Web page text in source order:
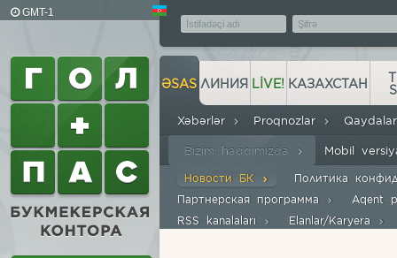
GMT-1
ƏSAS
Xəbərlər Proqnozlar
Bizim haqqımızda
Новости БК
Политика
Партнерская программа
Aqent
RSS kanalaları
Elanlar/Karyera
Mobil
ЛИНИЯ LIVE! КАЗАХСТАН